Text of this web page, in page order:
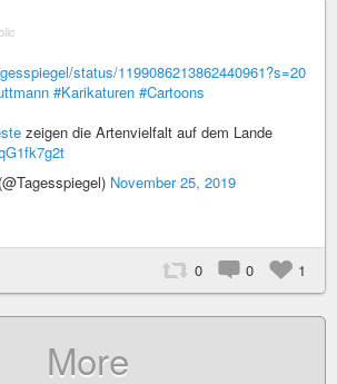
status/1199086213862440961?s=20
#Karikaturen #Cartoons
zeigen die Artenvielfalt auf dem Lande
November 25, 2019
0 0 1
More